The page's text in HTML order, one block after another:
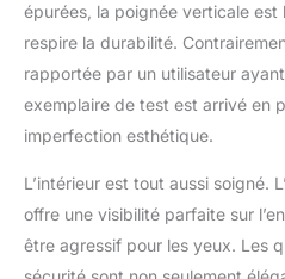
épurées, la poignée verticale est
respire la durabilité.
rapportée par un utilisateur
exemplaire de test est arrivé en
imperfection esthétique.
L’intérieur est tout aussi soigné.
offre une visibilité parfaite sur
être agressif pour les yeux. Les